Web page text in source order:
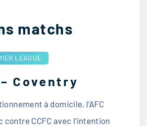
matchs
LEAGUE
Coventry
à domicile, l’AFC
contre CCFC avec l’intention